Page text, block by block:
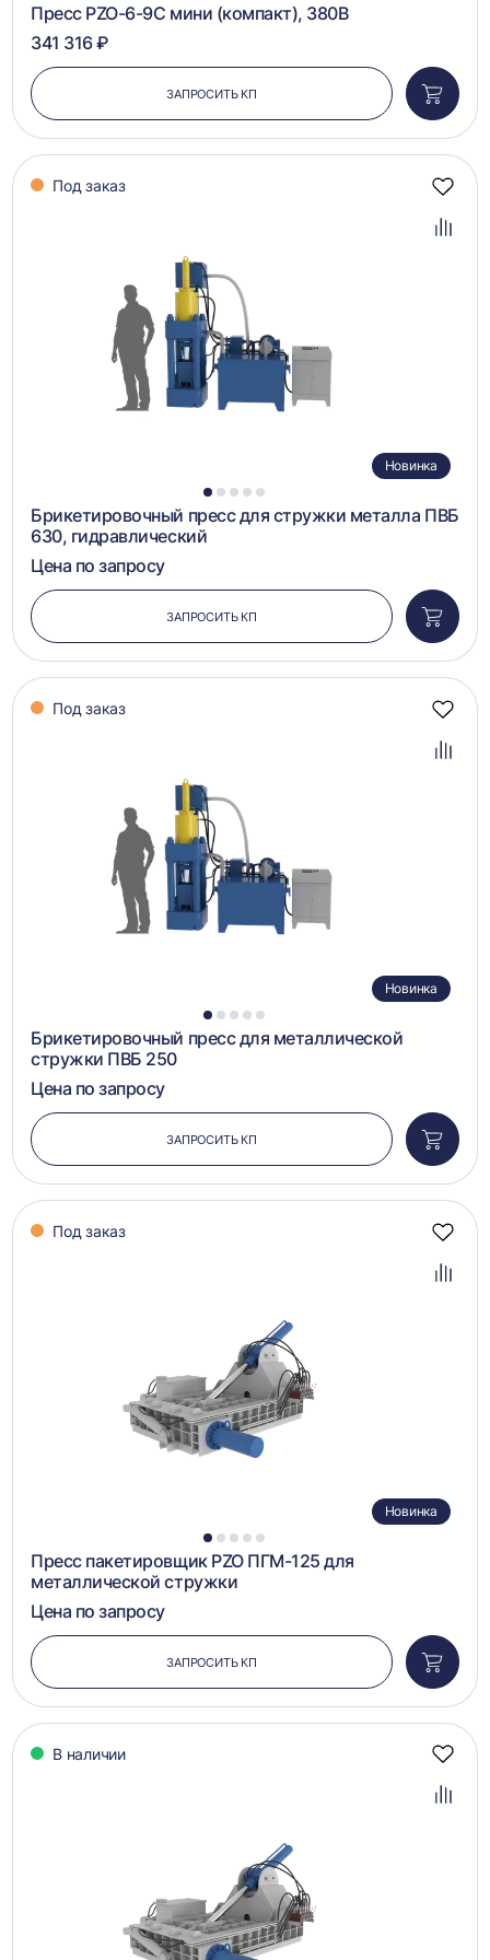
Пресс PZO-6-9С мини (компакт), 380В
341 316 ₽
ЗАПРОСИТЬ КП
в
Под заказ
1 2 3 4 5
Новинка
Брикетировочный пресс для стружки металла ПВБ
630, гидравлический
Цена по запросу
ЗАПРОСИТЬ КП
в
Под заказ
1 2 3 4 5
Новинка
Брикетировочный пресс для металлической
стружки ПВБ 250
Цена по запросу
ЗАПРОСИТЬ КП
в
Под заказ
1 2 3 4 5
Новинка
Пресс пакетировщик PZO ПГМ-125 для
металлической стружки
Цена по запросу
ЗАПРОСИТЬ КП
в
В наличии